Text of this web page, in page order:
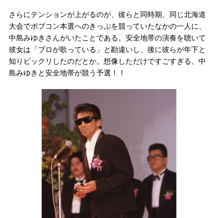
さらにテンションが上がるのが、彼らと同時期、同じ北海道
大会でポプコン本選へのきっぷを競っていたなかの一人に、
中島みゆきさんがいたことである。安全地帯の演奏を聴いて
彼女は「プロが歌っている」と勘違いし、後に彼らが年下と
知りビックリしたのだとか。想像しただけですごすぎる、中
島みゆきと安全地帯が競う予選！！